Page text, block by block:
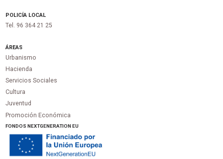
POLICÍA LOCAL
Tel. 96 364 21 25
ÁREAS
Urbanismo
Hacienda
Servicios Sociales
Cultura
Juventud
Promoción Económica
FONDOS NEXTGENERATION EU